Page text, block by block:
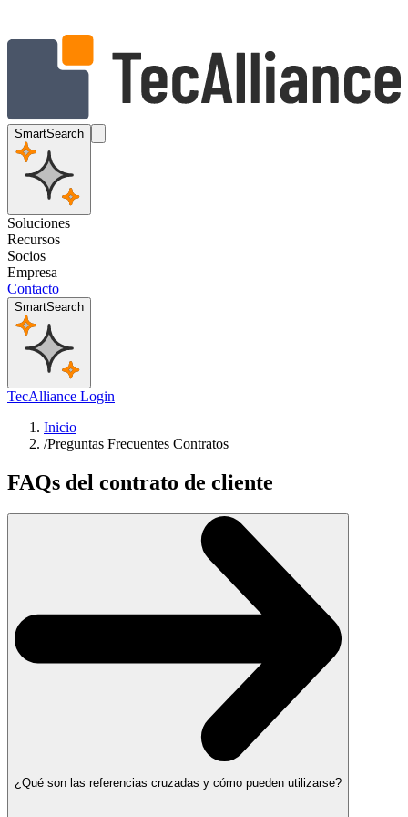
SmartSearch
Soluciones
Recursos
Socios
Empresa
Contacto
SmartSearch
TecAlliance Login
Inicio
/Preguntas Frecuentes Contratos
FAQs del contrato de cliente
¿Qué son las referencias cruzadas y cómo pueden utilizarse?